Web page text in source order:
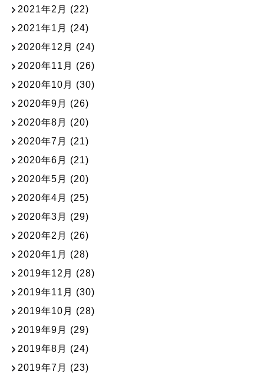
2021年2月 (22)
2021年1月 (24)
2020年12月 (24)
2020年11月 (26)
2020年10月 (30)
2020年9月 (26)
2020年8月 (20)
2020年7月 (21)
2020年6月 (21)
2020年5月 (20)
2020年4月 (25)
2020年3月 (29)
2020年2月 (26)
2020年1月 (28)
2019年12月 (28)
2019年11月 (30)
2019年10月 (28)
2019年9月 (29)
2019年8月 (24)
2019年7月 (23)